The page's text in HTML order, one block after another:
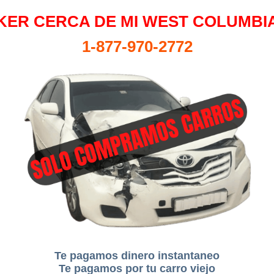
CERCA DE MI WEST
1-877-970-2772
Te pagamos dinero instantaneo
Te pagamos por tu carro viejo